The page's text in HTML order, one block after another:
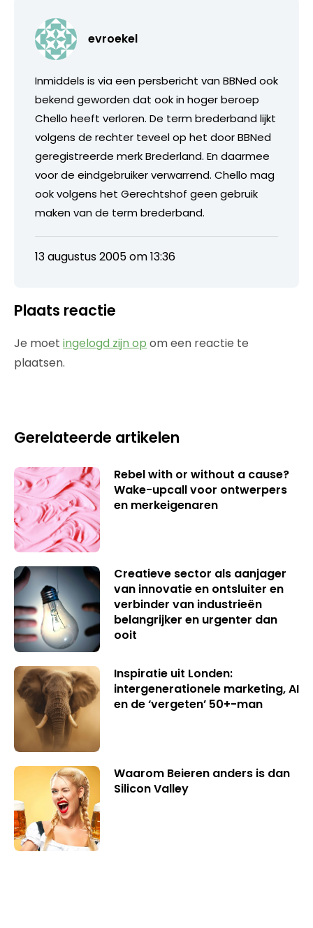
evroekel
Inmiddels is via een persbericht van BBNed ook
bekend geworden dat ook in hoger beroep
Chello heeft verloren. De term brederband lijkt
volgens de rechter teveel op het door BBNed
geregistreerde merk Brederland. En daarmee
voor de eindgebruiker verwarrend. Chello mag
ook volgens het Gerechtshof geen gebruik
maken van de term brederband.
13 augustus 2005 om 13:36
Plaats reactie
Je moet ingelogd zijn op om een reactie te
plaatsen.
Gerelateerde artikelen
Rebel with or without a cause?
Wake-upcall voor ontwerpers
en merkeigenaren
Creatieve sector als aanjager
van innovatie en ontsluiter en
verbinder van industrieën
belangrijker en urgenter dan
ooit
Inspiratie uit Londen:
intergenerationele marketing, AI
en de ‘vergeten’ 50+-man
Waarom Beieren anders is dan
Silicon Valley